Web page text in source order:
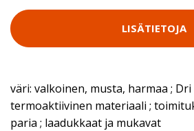
LISÄTIETOJA
väri: valkoinen, musta, harmaa ;
termoaktiivinen materiaali ;
paria ; laadukkaat ja mukavat